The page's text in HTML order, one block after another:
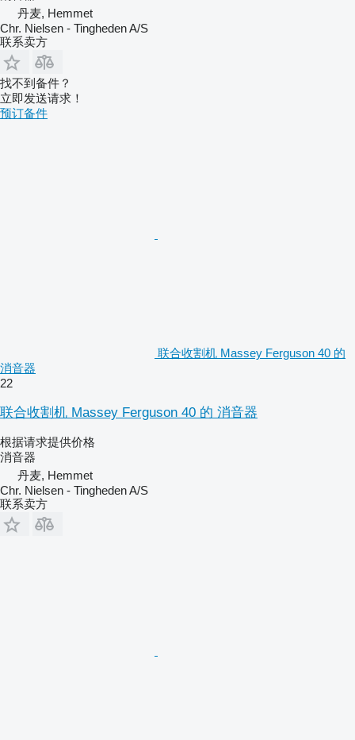
丹麦, Hemmet
Chr. Nielsen - Tingheden A/S
联系卖方
找不到备件？
立即发送请求！
预订备件
联合收割机 Massey Ferguson 40 的
消音器
22
联合收割机 Massey Ferguson 40 的 消音器
根据请求提供价格
消音器
丹麦, Hemmet
Chr. Nielsen - Tingheden A/S
联系卖方